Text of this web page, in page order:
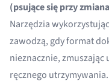
(psujące się przy
Narzędzia
zawodzą, gdy format
nieznacznie,
ręcznego utrzymywania.